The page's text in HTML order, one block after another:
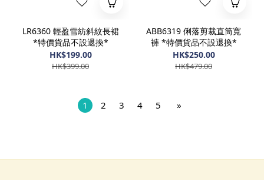
LR6360 輕盈雪紡斜紋長裙
*特價貨品不設退換*
HK$199.00
HK$399.00
ABB6319 俐落剪裁直筒寬
褲 *特價貨品不設退換*
HK$250.00
HK$479.00
1 2 3 4 5 »